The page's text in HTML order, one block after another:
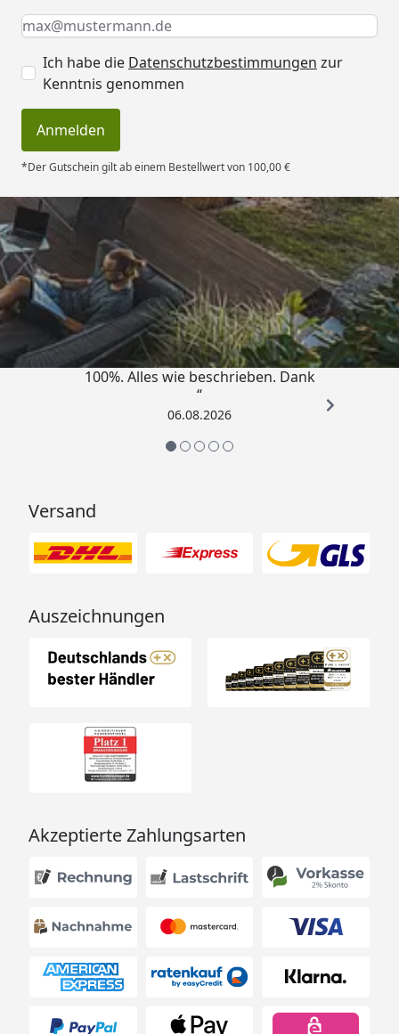
Keine Eingabe erforderlich
Eingabe erforderlich
E-Mail *
Ich habe die Datenschutzbestimmungen zur
Kenntnis genommen
Anmelden
*Der Gutschein gilt ab einem Bestellwert von 100,00 €
Trusted Shops
4,83/ 5
„Super schnell gelifert. Ware passt
100%. Alles wie beschrieben. Dank
“
06.08.2026
Versand
Auszeichnungen
Akzeptierte Zahlungsarten